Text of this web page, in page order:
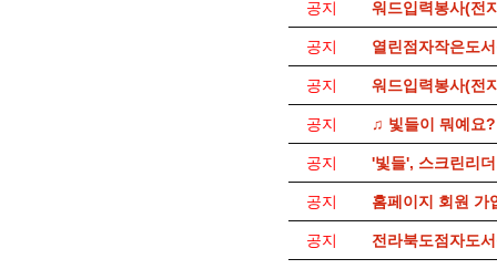
공지 워드입력봉사(전
공지 열린점자작은도
공지 워드입력봉사(전
공지 ♫ 빛들이 뭐예요?
공지 '빛들', 스크린리
공지 홈페이지 회원 가
공지 전라북도점자도